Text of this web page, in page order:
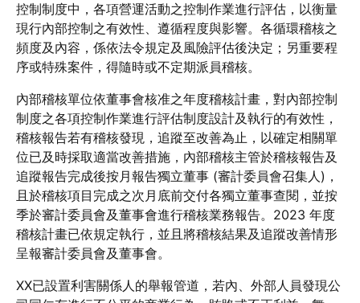
控制制度中，各項營運活動之控制作業進行評估，以衡量
現行內部控制之有效性、遵循程度與影響。各循環稽核之
頻度及內容，係依法令規定及風險評估後決定；另重要程
序或特殊案件，得隨時或不定期派員稽核。
內部稽核單位依董事會核准之年度稽核計畫，對內部控制
制度之各項控制作業進行評估制度設計及執行的有效性，
稽核報告若有稽核發現，追蹤至改善為止，以確定相關單
位已及時採取適當改善措施，內部稽核主管於稽核報告及
追蹤報告完成後按月報告獨立董事 (審計委員會召集人)，
且於稽核項目完成之次月底前交付各獨立董事查閱，並按
季於審計委員會及董事會進行稽核業務報告。2023 年度
稽核計畫已依規定執行，並且將稽核結果及追蹤改善情形
呈報審計委員會及董事會。
XX已設置利害關係人的舉報管道，若內、外部人員發現公